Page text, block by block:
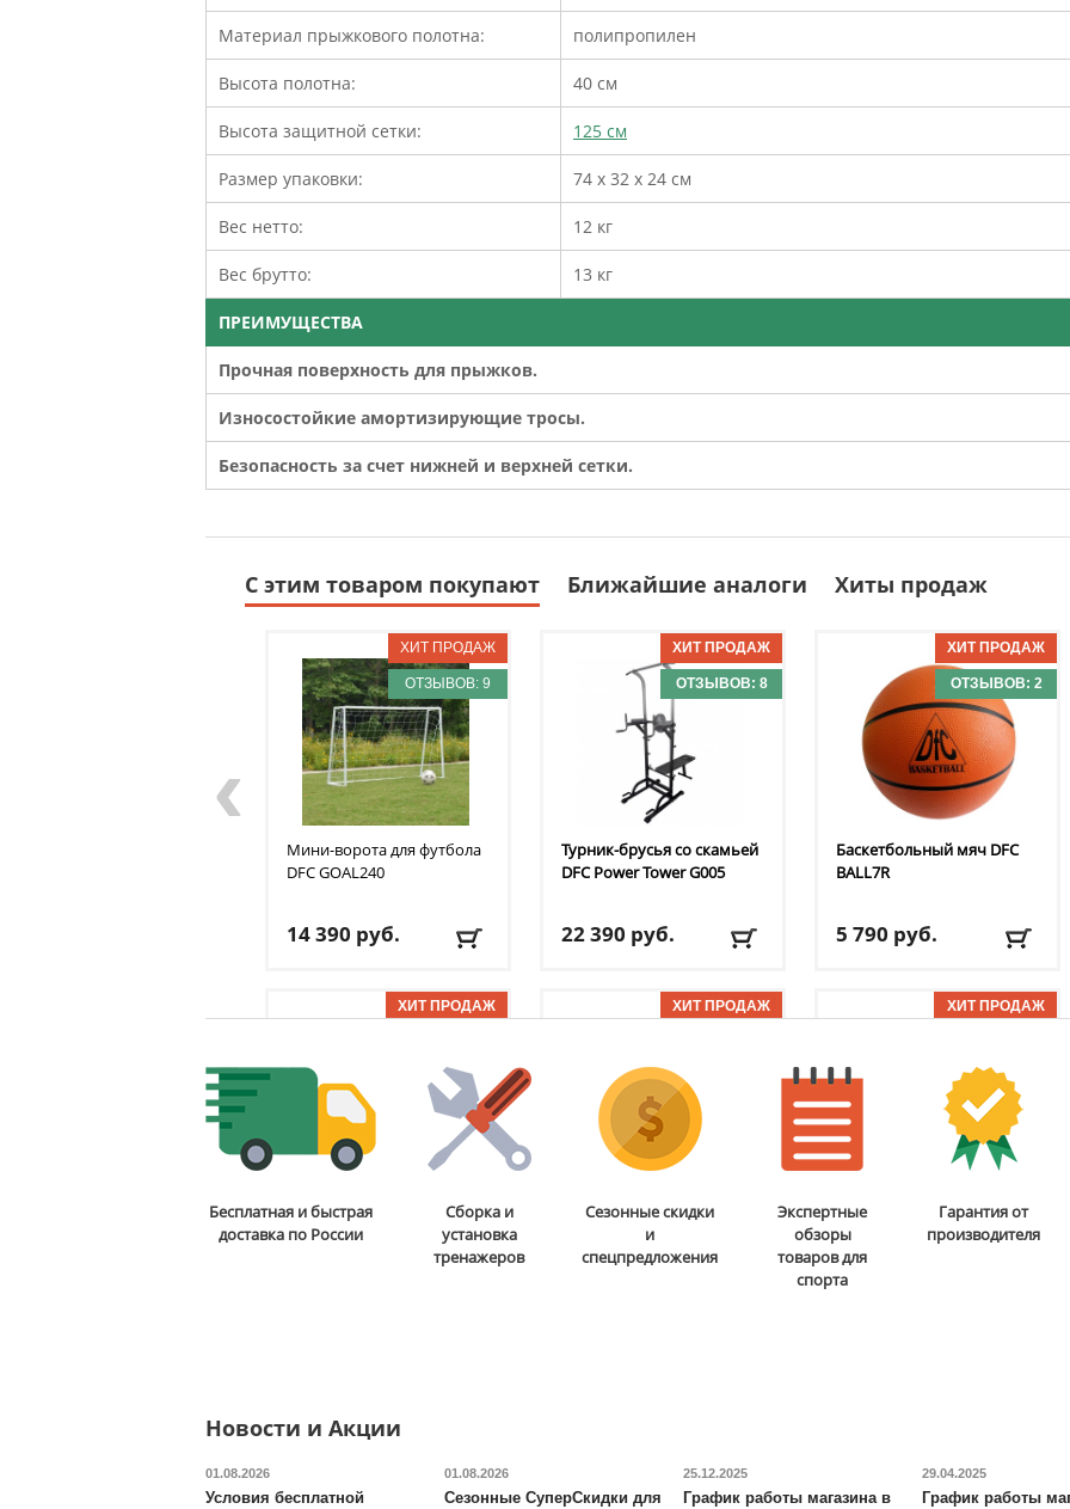
Материал прыжкового полотна: полипропилен
Высота полотна: 40 см
Высота защитной сетки: 125 см
Размер упаковки: 74 х 32 х 24 см
Вес нетто: 12 кг
Вес брутто: 13 кг
ПРЕИМУЩЕСТВА
Прочная поверхность для прыжков.
Износостойкие амортизирующие тросы.
Безопасность за счет нижней и верхней сетки.
С этим товаром покупают Ближайшие аналоги Хиты продаж
ОТЗЫВОВ: 9
Мини-ворота для футбола
DFCGOAL240
14 390 руб.
БЕСПЛАТНО,
2-3 дня
ОТЗЫВОВ: 8
Турник-брусья со скамьей
DFCPower Tower G005
22 390 руб.
БЕСПЛАТНО,
2-3 дня
ОТЗЫВОВ: 2
Баскетбольный мяч DFC
BALL7R
5 790 руб.
795 руб., 2-3
дня
Стойка для подтягиваний
и отжиманий DFC
Power
Бита для аэрохоккея 75
B-056-003
Мобильная
баскетбольная стойка
DFC
38 690
‹
Бесплатная и быстрая
доставка по России
Сборка и
установка
тренажеров
Сезонные скидки
и
спецпредложения
Экспертные
обзоры
товаров для
спорта
Гарантия от
производителя
Новости и Акции
01.08.2026
Условия бесплатной
01.08.2026
Сезонные СуперСкидки для
25.12.2025
График работы магазина в
29.04.2025
График работы